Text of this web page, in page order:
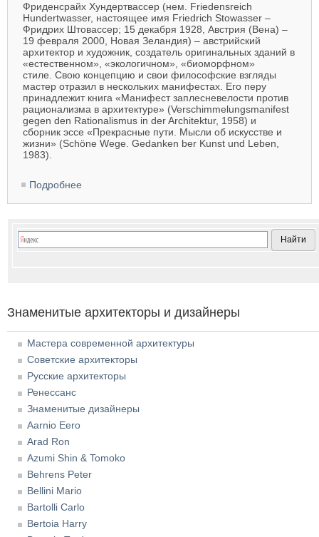
Фриденсрайх Хундертвассер (нем. Friedensreich
Hundertwasser, настоящее имя Friedrich Stowasser –
Фридрих Штовассер; 15 декабря 1928, Австрия (Вена) –
19 февраля 2000, Новая Зеландия) – австрийский
архитектор и художник, создатель оригинальных зданий в
«естественном», «экологичном», «биоморфном»
стиле. Свою концепцию и свои философские взгляды
мастер отразил в нескольких манифестах. Его перу
принадлежит книга «Манифест заплесневелости против
рационализма в архитектуре» (Verschimmelungsmanifest
gegen den Rationalismus in der Architektur, 1958) и
сборник эссе «Прекрасные пути. Мысли об искусстве и
жизни» (Schöne Wege. Gedanken ber Kunst und Leben,
1983).
Подробнее
Знаменитые архитекторы и дизайнеры
Мастера современной архитектуры
Советские архитекторы
Русские архитекторы
Ренессанс
Знаменитые дизайнеры
Aarnio Eero
Arad Ron
Azumi Shin & Tomoko
Behrens Peter
Bellini Mario
Bartolli Carlo
Bertoia Harry